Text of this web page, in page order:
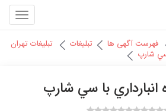
فهرست آگهی ها تبلیغات
تبلیغات تهران
سي شارپ
انبارداري با سي شارپ